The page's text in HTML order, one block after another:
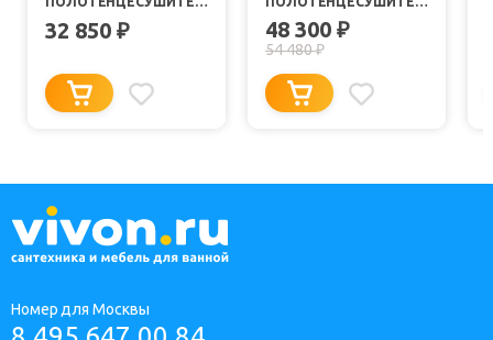
G GRAND 800X400
32 850 ₽
G GRAND 1200X600
48 300 ₽
54 480₽
Номер для Москвы